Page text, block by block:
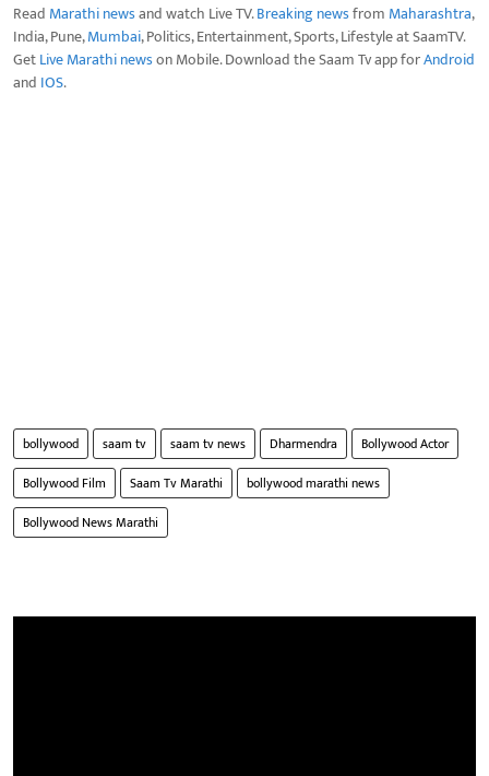
Read Marathi newsand watch Live TV.Breaking newsfrom Maharashtra,
India, Pune,Mumbai, Politics, Entertainment, Sports, Lifestyle at SaamTV.
GetLive Marathi newson Mobile. Download the Saam Tv app forAndroid
and IOS.
bollywood saam tv saam tv news Dharmendra
Bollywood Actor
Bollywood Film
Saam Tv Marathi
bollywood marathi news
Bollywood News Marathi